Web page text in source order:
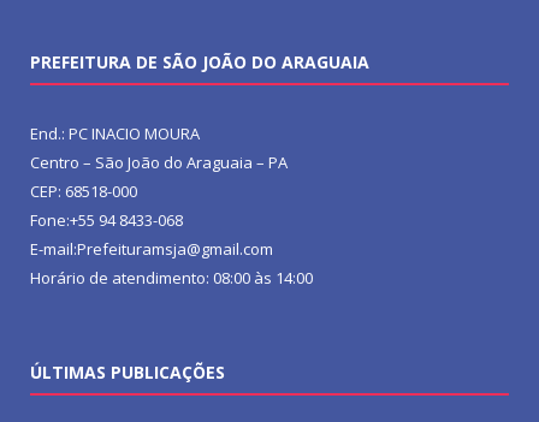
PREFEITURA DE SÃO JOÃO DO ARAGUAIA
End.: PC INACIO MOURA
Centro – São João do Araguaia – PA
CEP: 68518-000
Fone:+55 94 8433-068
E-mail:Prefeituramsja@gmail.com
Horário de atendimento: 08:00 às 14:00
ÚLTIMAS PUBLICAÇÕES